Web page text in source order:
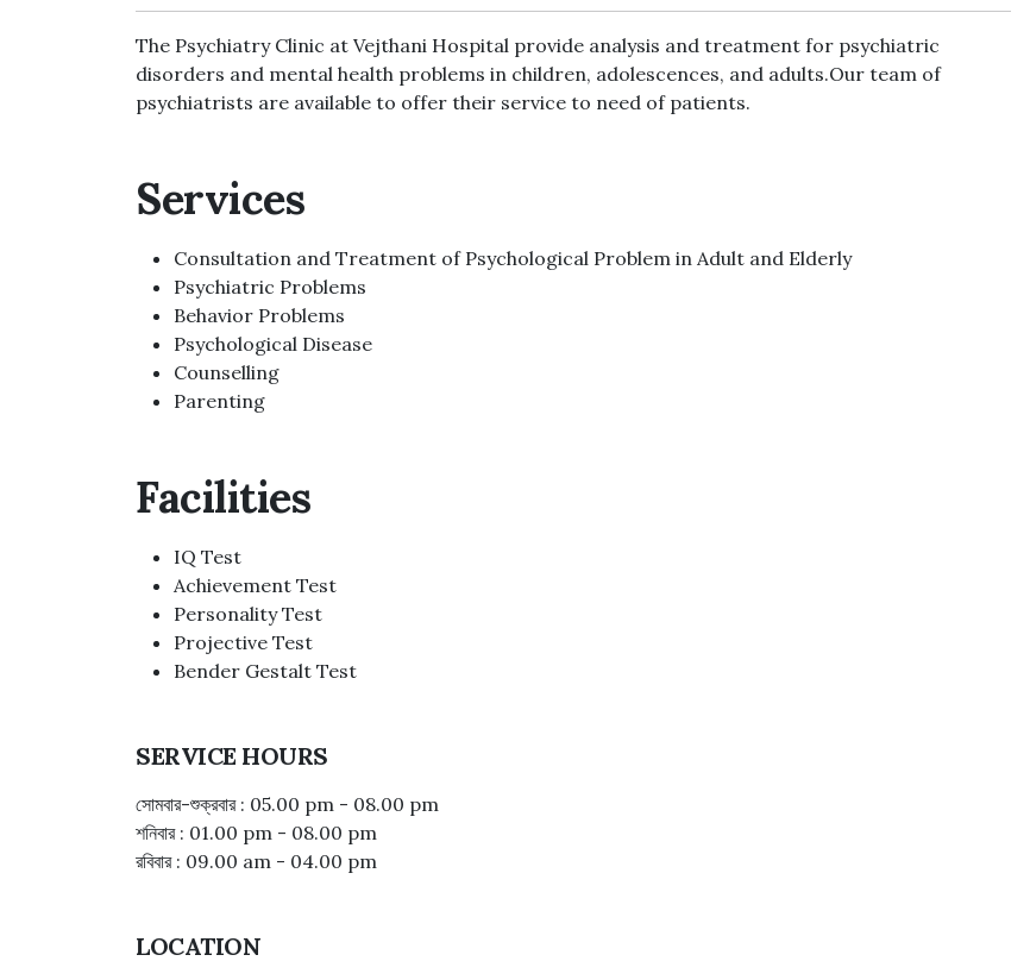
The Psychiatry Clinic at Vejthani Hospital provide analysis and treatment for psychiatric
disorders and mental health problems in children, adolescences, and adults.Our team of
psychiatrists are available to offer their service to need of patients.
Services
Consultation and Treatment of Psychological Problem in Adult and Elderly
Psychiatric Problems
Behavior Problems
Psychological Disease
Counselling
Parenting
Facilities
IQ Test
Achievement Test
Personality Test
Projective Test
Bender Gestalt Test
SERVICE HOURS
সোমবার-শুক্রবার : 05.00 pm - 08.00 pm
শনিবার : 01.00 pm - 08.00 pm
রবিবার : 09.00 am - 04.00 pm
LOCATION